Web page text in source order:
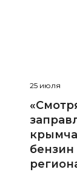
25 июля
бензин